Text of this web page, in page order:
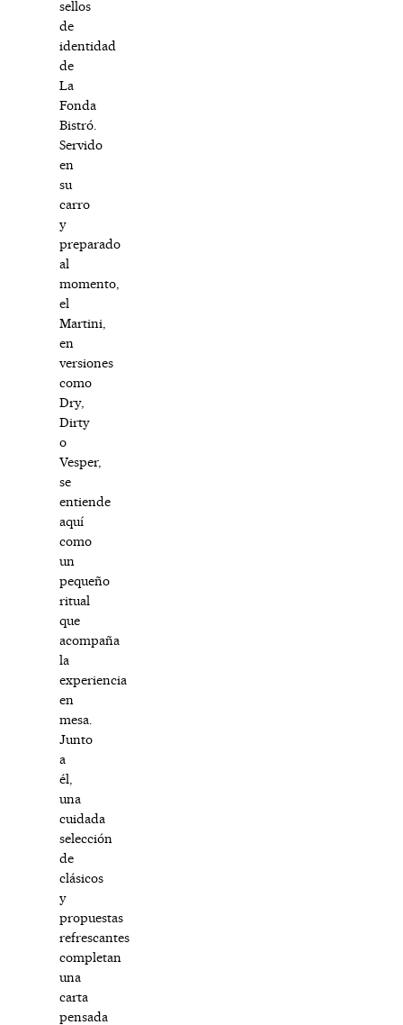
sellos
de
identidad
de
La
Fonda
Bistró.
Servido
en
su
carro
y
preparado
al
momento,
el
Martini,
en
versiones
como
Dry,
Dirty
o
Vesper,
se
entiende
aquí
como
un
pequeño
ritual
que
acompaña
la
experiencia
en
mesa.
Junto
a
él,
una
cuidada
selección
de
clásicos
y
propuestas
refrescantes
completan
una
carta
pensada